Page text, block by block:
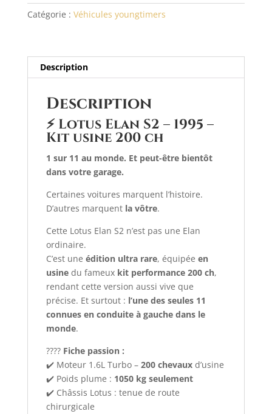
a
t
e
:
Catégorie : Véhicules youngtimers
Description
Description
⚡ Lotus Elan S2 – 1995 –
Kit usine 200 ch
1 sur 11 au monde. Et peut-être bientôt
dans votre garage.
Certaines voitures marquent l’histoire.
D’autres marquent la vôtre.
Cette Lotus Elan S2 n’est pas une Elan
ordinaire.
C’est une édition ultra rare, équipée en
usinedu fameux kit performance 200 ch,
rendant cette version aussi vive que
précise. Et surtout : l’une des seules 11
connues en conduite à gauche dans le
monde.
????️ Fiche passion :
✔️ Moteur 1.6L Turbo – 200 chevauxd’usine
✔️ Poids plume : 1050 kg seulement
✔️ Châssis Lotus : tenue de route
chirurgicale